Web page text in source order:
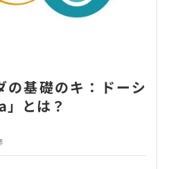
の基礎のキ：ドーシ
とは？